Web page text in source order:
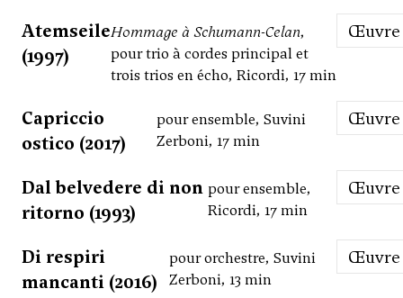
Atemseile
(1997)
Hommage à Schumann-Celan,
pour trio à cordes principal et
trois trios en écho, Ricordi, 17 min
Œuvre
Capriccio
ostico (2017)
pour ensemble, Suvini
Zerboni, 17 min
Œuvre
Dal belvedere di non
ritorno (1993)
pour ensemble,
Ricordi, 17 min
Œuvre
Di respiri
mancanti (2016)
pour orchestre, Suvini
Zerboni, 13 min
Œuvre